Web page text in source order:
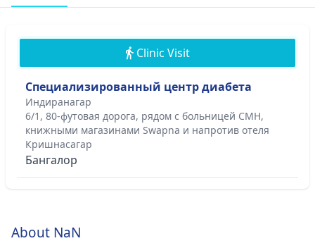
Clinic Visit
Специализированный центр диабета
Индиранагар
6/1, 80-футовая дорога, рядом с больницей CMH,
книжными магазинами Swapna и напротив отеля
Кришнасагар
Бангалор
About NaN